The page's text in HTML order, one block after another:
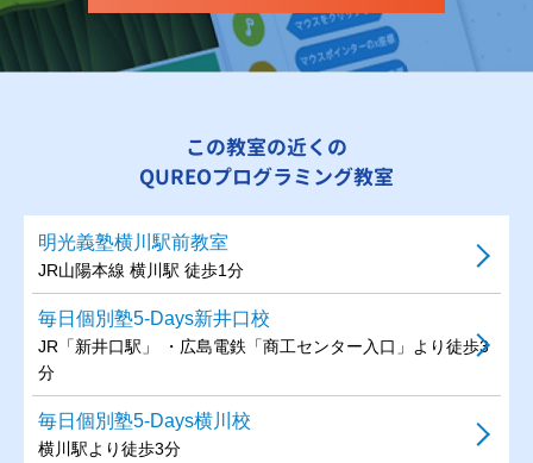
この教室の近くの
QUREOプログラミング教室
明光義塾横川駅前教室
JR山陽本線 横川駅 徒歩1分
毎日個別塾5-Days新井口校
JR「新井口駅」 ・広島電鉄「商工センター入口」より徒歩3
分
毎日個別塾5-Days横川校
横川駅より徒歩3分